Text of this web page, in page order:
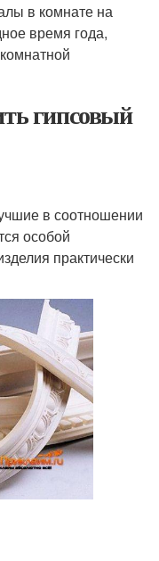
в комнате на
время года,
гипсовый
в соотношении
особой
практически